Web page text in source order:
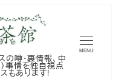
噂・裏情報、中
事情を独自視点
もあります!
MENU